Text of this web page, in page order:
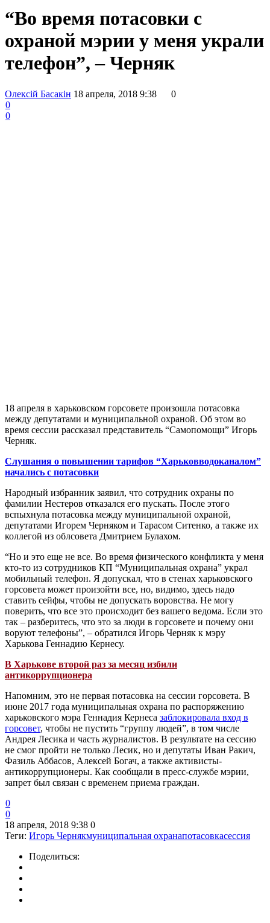
“Во время потасовки с
охраной мэрии у меня украли
телефон”, – Черняк
Олексій Басакін 18 апреля, 2018 9:38
0
0
0
18 апреля в харьковском горсовете произошла потасовка
между депутатами и муниципальной охраной. Об этом во
время сессии рассказал представитель “Самопомощи” Игорь
Черняк.
Слушания о повышении тарифов “Харьковводоканалом”
начались с потасовки
Народный избранник заявил, что сотрудник охраны по
фамилии Нестеров отказался его пускать. После этого
вспыхнула потасовка между муниципальной охраной,
депутатами Игорем Черняком и Тарасом Ситенко, а также их
коллегой из облсовета Дмитрием Булахом.
“Но и это еще не все. Во время физического конфликта у меня
кто-то из сотрудников КП “Муниципальная охрана” украл
мобильный телефон. Я допускал, что в стенах харьковского
горсовета может произойти все, но, видимо, здесь надо
ставить сейфы, чтобы не допускать воровства. Не могу
поверить, что все это происходит без вашего ведома. Если это
так – разберитесь, что это за люди в горсовете и почему они
воруют телефоны”, – обратился Игорь Черняк к мэру
Харькова Геннадию Кернесу.
В Харькове второй раз за месяц избили
антикоррупционера
Напомним, это не первая потасовка на сессии горсовета. В
июне 2017 года муниципальная охрана по распоряжению
харьковского мэра Геннадия Кернеса заблокировала вход в
горсовет, чтобы не пустить “группу людей”, в том числе
Андрея Лесика и часть журналистов. В результате на сессию
не смог пройти не только Лесик, но и депутаты Иван Ракич,
Фазиль Аббасов, Алексей Богач, а также активисты-
антикоррупционеры. Как сообщали в пресс-службе мэрии,
запрет был связан с временем приема граждан.
0
0
18 апреля, 2018 9:38 0
Теги: Игорь Чернякмуниципальная охранапотасовкасессия
Поделиться: